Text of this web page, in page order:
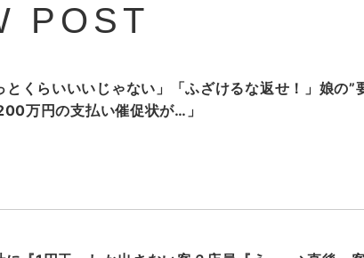
POST
くらいいいじゃない」「ふざけるな返せ！」娘の”
万円の支払い催促状が…」